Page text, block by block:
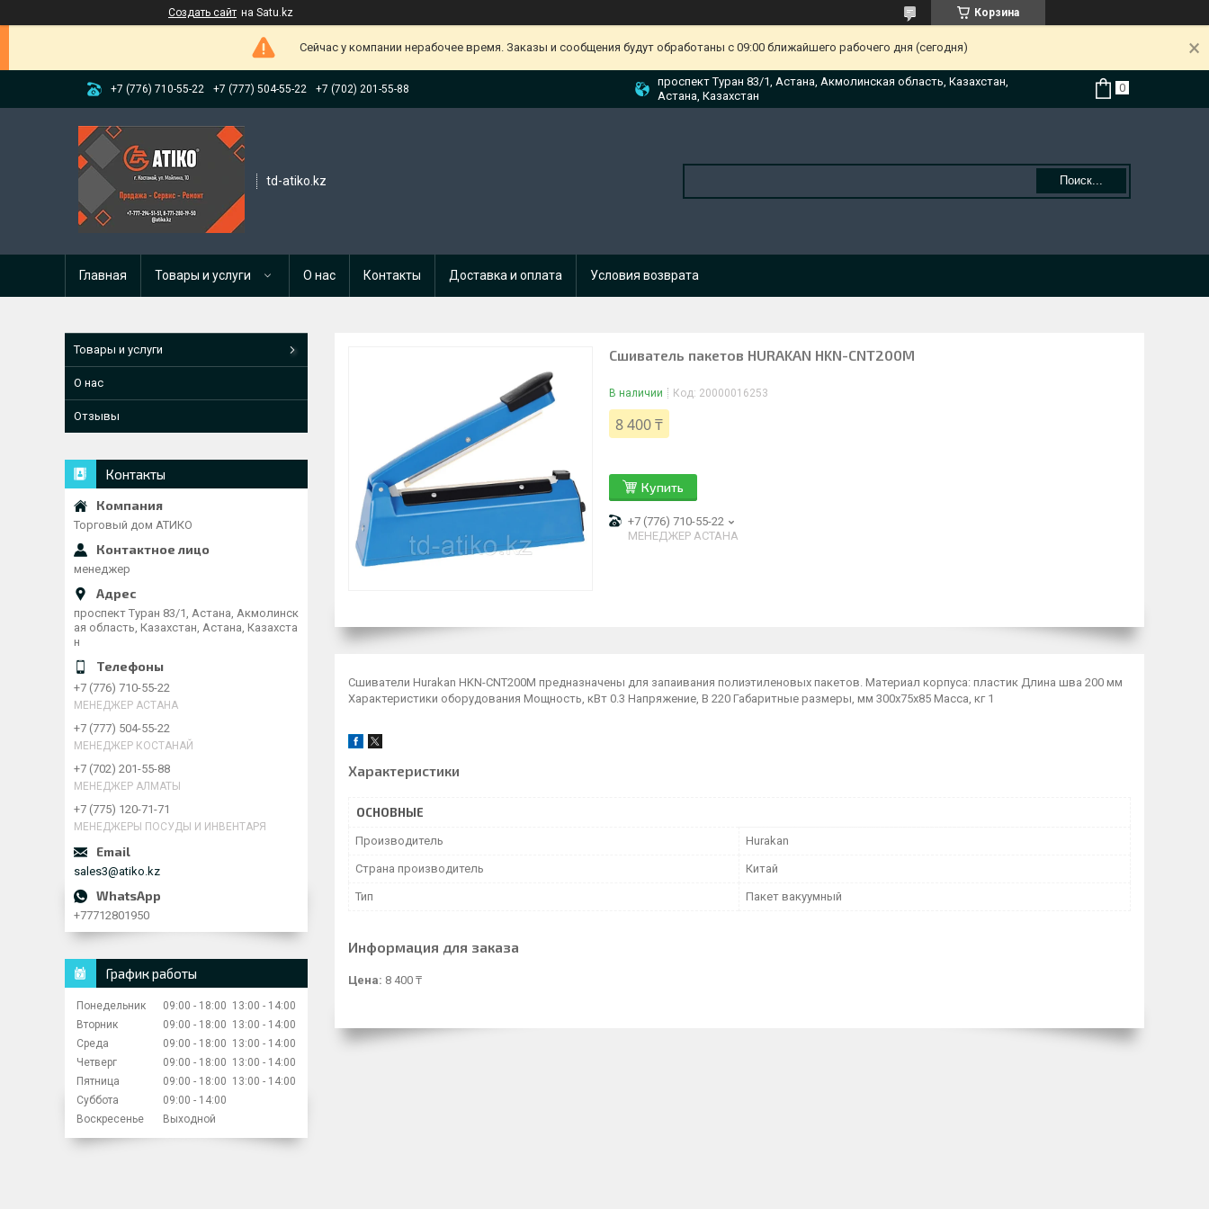
Создать сайт на Satu.kz Корзина
Сейчас у компании нерабочее время. Заказы и сообщения будут обработаны с 09:00 ближайшего рабочего дня (сегодня)
+7 (776) 710-55-22 +7 (777) 504-55-22 +7 (702) 201-55-88
проспект Туран 83/1, Астана, Акмолинская область, Казахстан,
Астана, Казахстан
td-atiko.kz Поиск...
Главная Товары и услуги О нас Контакты Доставка и оплата Условия возврата
Сшиватель пакетов HURAKAN HKN-CNT200М
В наличии Код: 20000016253
8 400 ₸
Купить
+7 (776) 710-55-22
МЕНЕДЖЕР АСТАНА
Сшиватели Hurakan HKN-CNT200M предназначены для запаивания полиэтиленовых пакетов. Материал корпуса: пластик Длина шва 200 мм
Характеристики оборудования Мощность, кВт 0.3 Напряжение, В 220 Габаритные размеры, мм 300х75х85 Масса, кг 1
Характеристики
ОСНОВНЫЕ
Производитель Hurakan
Страна производитель Китай
Тип Пакет вакуумный
Информация для заказа
Цена: 8 400 ₸
Товары и услуги
О нас
Отзывы
Контакты
Торговый дом АТИКО
менеджер
проспект Туран 83/1, Астана, Акмолинск
ая область, Казахстан, Астана, Казахста
н
+7 (776) 710-55-22
МЕНЕДЖЕР АСТАНА
+7 (777) 504-55-22
МЕНЕДЖЕР КОСТАНАЙ
+7 (702) 201-55-88
МЕНЕДЖЕР АЛМАТЫ
+7 (775) 120-71-71
МЕНЕДЖЕРЫ ПОСУДЫ И ИНВЕНТАРЯ
sales3@atiko.kz
+77712801950
График работы
Понедельник 09:00 18:00 13:00
14:00
Вторник
09:00 18:00 13:00
14:00
Среда
09:00 18:00 13:00
14:00
Четверг
09:00 18:00 13:00
14:00
Пятница
09:00 18:00 13:00
14:00
Суббота
09:00
14:00
Воскресенье
Выходной